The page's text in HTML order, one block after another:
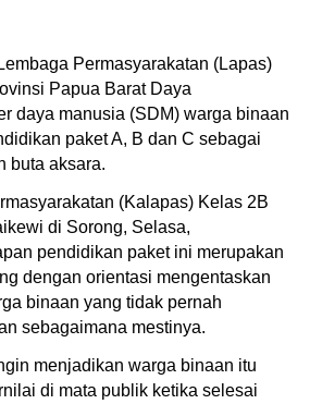
Permasyarakatan (Lapas)
Papua Barat Daya
daya manusia (SDM) warga binaan
paket A, B dan C sebagai
buta aksara.
(Kalapas) Kelas 2B
di Sorong, Selasa,
pendidikan paket ini merupakan
dengan orientasi mengentaskan
binaan yang tidak pernah
sebagaimana mestinya.
menjadikan warga binaan itu
di mata publik ketika selesai